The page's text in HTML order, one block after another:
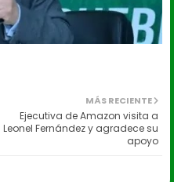
MÁS RECIENTE
Ejecutiva de Amazon visita a
Leonel Fernández y agradece su
apoyo